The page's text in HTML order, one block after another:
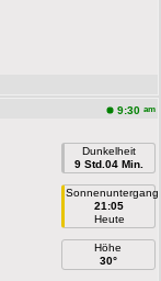
9:30 am
Dunkelheit
9 Std.04 Min.
Sonnenuntergang
21:05
Heute
Höhe
30°